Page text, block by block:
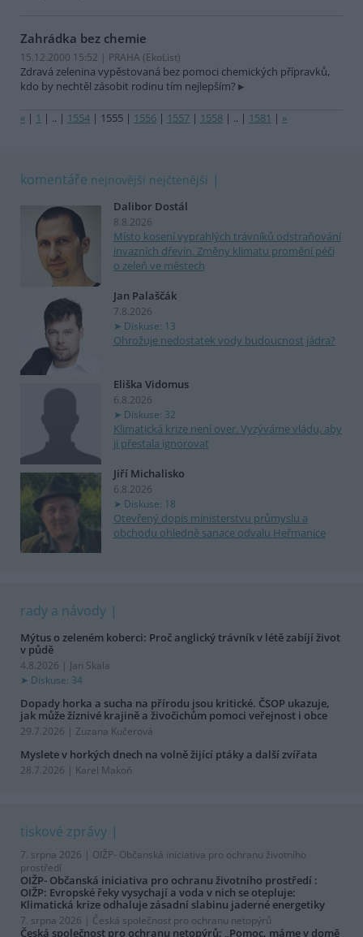
Zahrádka bez chemie
15.12.2000 15:52 | PRAHA (EkoList)
Zdravá zelenina vypěstovaná bez pomoci chemických přípravků,
kdo by nechtěl zásobit rodinu tím nejlepším?
« | 1 | .. | 1554 | 1555 | 1556 | 1557 | 1558 | .. | 1581 | »
komentáře nejnovější nejčtenější
Dalibor Dostál
8.8.2026
Místo kosení vyprahlých trávníků odstraňování
invazních dřevin. Změny klimatu promění péči
o zeleň ve městech
Jan Palaščák
7.8.2026
Diskuse: 13
Ohrožuje nedostatek vody budoucnost jádra?
Eliška Vidomus
6.8.2026
Diskuse: 32
Klimatická krize není over. Vyzýváme vládu, aby
ji přestala ignorovat
Jiří Michalisko
6.8.2026
Diskuse: 18
Otevřený dopis ministerstvu průmyslu a
obchodu ohledně sanace odvalu Heřmanice
rady a návody
Mýtus o zeleném koberci: Proč anglický trávník v létě zabíjí život
v půdě
4.8.2026 | Jan Skala
Diskuse: 34
Dopady horka a sucha na přírodu jsou kritické. ČSOP ukazuje,
jak může žíznivé krajině a živočichům pomoci veřejnost i obce
29.7.2026 | Zuzana Kučerová
Myslete v horkých dnech na volně žijící ptáky a další zvířata
28.7.2026 | Karel Makoň
tiskové zprávy
7. srpna 2026 | OIŽP- Občanská iniciativa pro ochranu životního
prostředí
OIŽP- Občanská iniciativa pro ochranu životního prostředí :
OIŽP: Evropské řeky vysychají a voda v nich se otepluje:
Klimatická krize odhaluje zásadní slabinu jaderné energetiky
7. srpna 2026 | Česká společnost pro ochranu netopýrů
Česká společnost pro ochranu netopýrů: „Pomoc, máme v domě